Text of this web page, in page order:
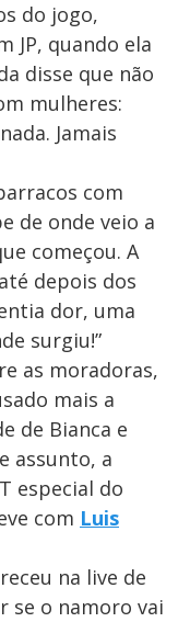
do jogo,
JP, quando ela
disse que não
mulheres:
Jamais
com
de onde veio a
começou. A
depois dos
dor, uma
surgiu!”
as moradoras,
mais a
de Bianca e
assunto, a
especial do
com Luis
na live de
se o namoro vai